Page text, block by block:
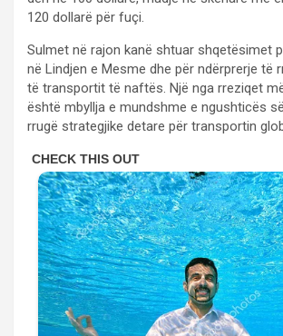
120 dollarë për fuçi.
Sulmet në rajon kanë shtuar shqetësimet
në Lindjen e Mesme dhe për ndërprerje të
të transportit të naftës. Një nga rreziqet
është mbyllja e mundshme e ngushticës
rrugë strategjike detare për transportin